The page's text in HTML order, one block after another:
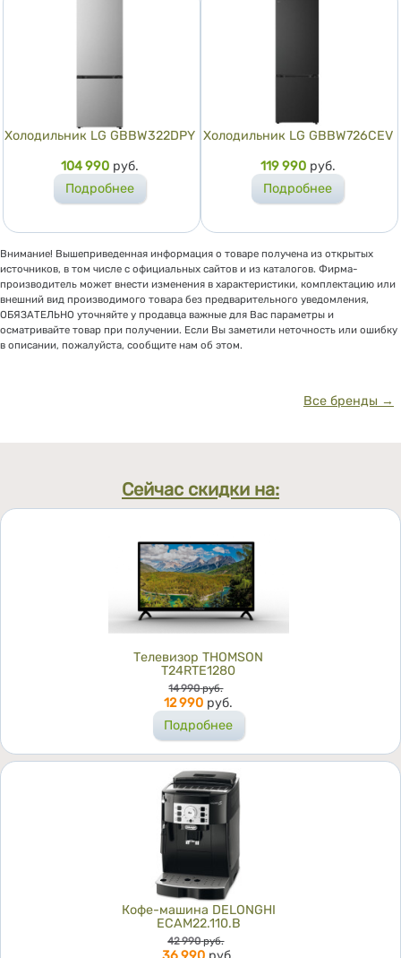
Холодильник LG GBBW322DPY
Цена
104 990 руб.
Подробнее
Холодильник LG GBBW726CEV
Цена
119 990 руб.
Подробнее
Внимание! Вышеприведенная информация о товаре получена из открытых
источников, в том числе с официальных сайтов и из каталогов. Фирма-
производитель может внести изменения в характеристики, комплектацию или
внешний вид производимого товара без предварительного уведомления,
ОБЯЗАТЕЛЬНО уточняйте у продавца важные для Вас параметры и
осматривайте товар при получении. Если Вы заметили неточность или ошибку
в описании, пожалуйста, сообщите нам об этом.
Все бренды →
Сейчас скидки на:
Телевизор THOMSON
T24RTE1280
Цена
14 990 руб.
12 990 руб.
Подробнее
Кофе-машина DELONGHI
ECAM22.110.B
Цена
42 990 руб.